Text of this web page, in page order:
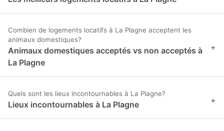
Combien de logements locatifs à La Plagne acceptent les
animaux domestiques?
Animaux domestiques acceptés vs non acceptés à
La Plagne
+
Quels sont les lieux incontournables à La Plagne?
Lieux incontournables à La Plagne +